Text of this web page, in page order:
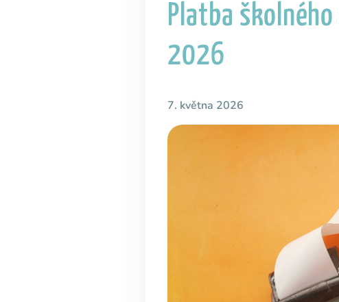
Platba
2026
7. května 2026